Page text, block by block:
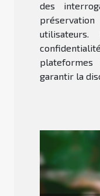
des
garantir la